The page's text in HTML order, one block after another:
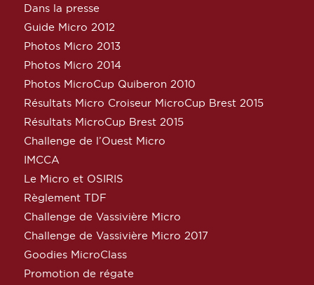
Dans la presse
Guide Micro 2012
Photos Micro 2013
Photos Micro 2014
Photos MicroCup Quiberon 2010
Résultats Micro Croiseur MicroCup Brest 2015
Résultats MicroCup Brest 2015
Challenge de l’Ouest Micro
IMCCA
Le Micro et OSIRIS
Règlement TDF
Challenge de Vassivière Micro
Challenge de Vassivière Micro 2017
Goodies MicroClass
Promotion de régate